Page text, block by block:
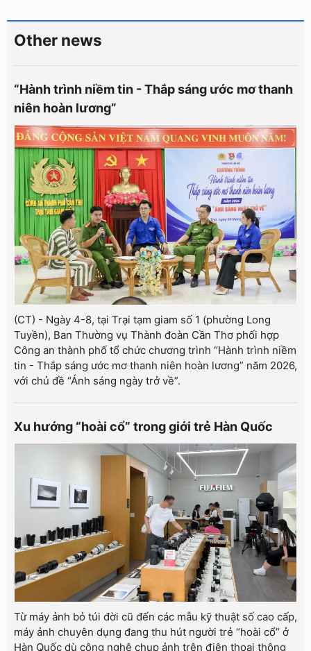
Other news
“Hành trình niềm tin - Thắp sáng ước mơ thanh
niên hoàn lương”
(CT) - Ngày 4-8, tại Trại tạm giam số 1 (phường Long
Tuyền), Ban Thường vụ Thành đoàn Cần Thơ phối hợp
Công an thành phố tổ chức chương trình “Hành trình niềm
tin - Thắp sáng ước mơ thanh niên hoàn lương” năm 2026,
với chủ đề “Ánh sáng ngày trở về”.
Xu hướng “hoài cổ” trong giới trẻ Hàn Quốc
Từ máy ảnh bỏ túi đời cũ đến các mẫu kỹ thuật số cao cấp,
máy ảnh chuyên dụng đang thu hút người trẻ “hoài cổ” ở
Hàn Quốc dù công nghệ chụp ảnh trên điện thoại thông